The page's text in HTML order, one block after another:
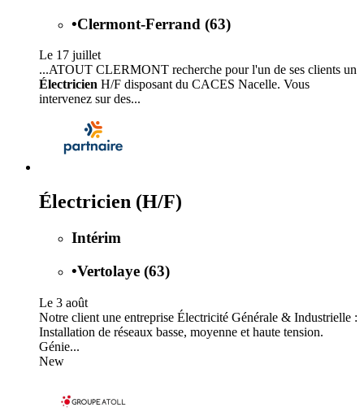
•Clermont-Ferrand (63)
Le 17 juillet
...ATOUT CLERMONT recherche pour l'un de ses clients un
Électricien H/F disposant du CACES Nacelle. Vous
intervenez sur des...
Électricien (H/F)
Intérim
•Vertolaye (63)
Le 3 août
Notre client une entreprise Électricité Générale & Industrielle :
Installation de réseaux basse, moyenne et haute tension.
Génie...
New